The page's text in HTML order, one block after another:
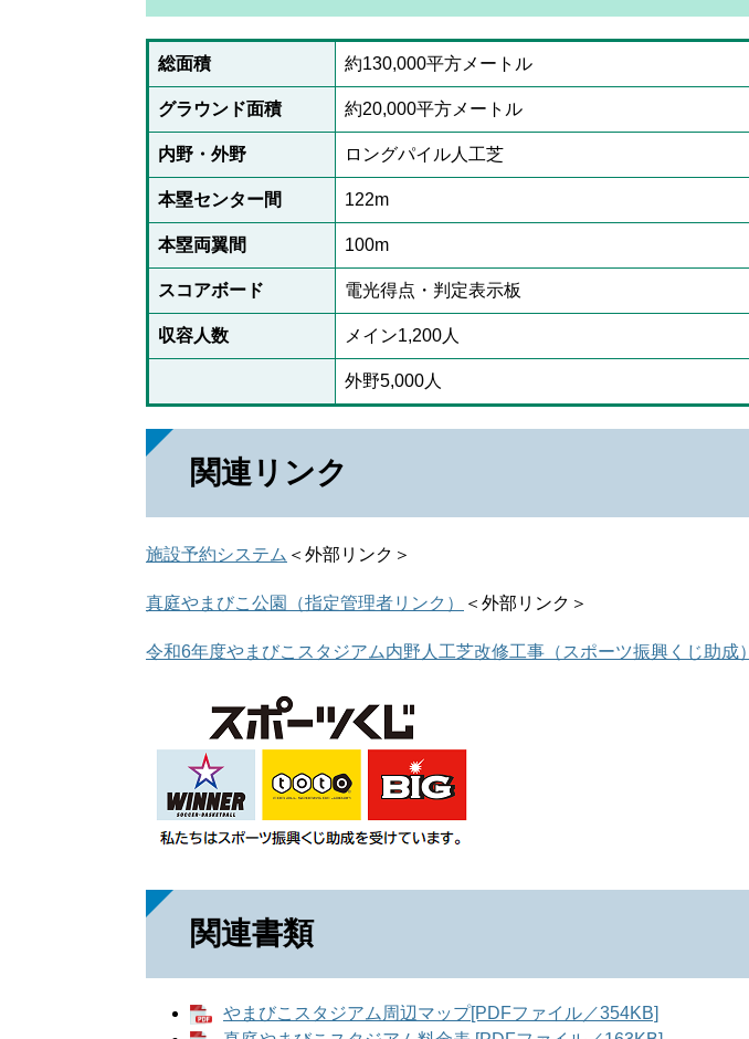
総面積 約130,000平方メートル
グラウンド面積 約20,000平方メートル
内野・外野 ロングパイル人工芝
本塁センター間 122m
本塁両翼間 100m
スコアボード 電光得点・判定表示板
収容人数 メイン1,200人
外野5,000人
関連リンク
施設予約システム ＜外部リンク＞
真庭やまびこ公園（指定管理者リンク） ＜外部リンク＞
令和6年度やまびこスタジアム内野人工芝改修工事（スポーツ振興くじ助成）
関連書類
やまびこスタジアム周辺マップ[PDFファイル／354KB]